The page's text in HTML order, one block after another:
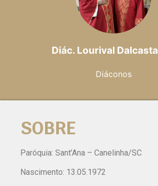
Diác. Lourival
Diáconos
SOBRE
Paróquia: Sant’Ana – Canelinha/SC
Nascimento: 13.05.1972